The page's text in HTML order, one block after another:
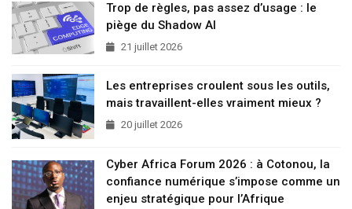
Trop de règles, pas assez d’usage : le
piège du Shadow AI
21 juillet 2026
Les entreprises croulent sous les outils,
mais travaillent-elles vraiment mieux ?
20 juillet 2026
Cyber Africa Forum 2026 : à Cotonou, la
confiance numérique s’impose comme un
enjeu stratégique pour l’Afrique